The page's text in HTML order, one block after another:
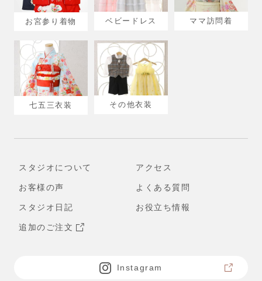
お宮参り着物 ベビードレス ママ訪問着
七五三衣装 その他衣装
スタジオについて アクセス
お客様の声 よくある質問
スタジオ日記 お役立ち情報
追加のご注文
Instagram